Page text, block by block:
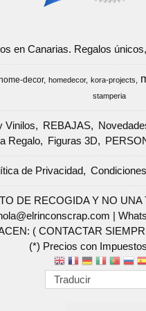
en Canarias. Regalos
home-decor homedecor kora-projects
stamperia
Vinilos REBAJAS
Regalo Figuras 3D
de Privacidad
DE RECOGIDA Y NO
|
( CONTACTAR
(*) Precios con